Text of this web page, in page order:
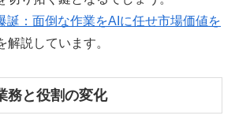
誕：面倒な作業をAIに任せ市場価値を
解説しています。
務と役割の変化